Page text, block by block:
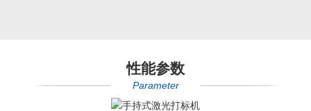
性能参数
Parameter